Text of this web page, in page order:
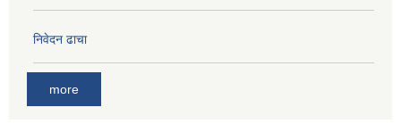
निवेदन ढाचा
more